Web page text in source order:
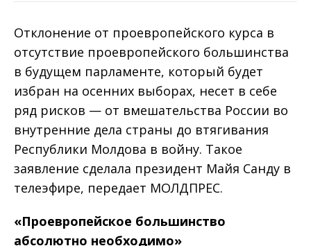
Отклонение от проевропейского курса в
отсутствие проевропейского большинства
в будущем парламенте, который будет
избран на осенних выборах, несет в себе
ряд рисков — от вмешательства России во
внутренние дела страны до втягивания
Республики Молдова в войну. Такое
заявление сделала президент Майя Санду в
телеэфире, передает МОЛДПРЕС.
«Проевропейское большинство
абсолютно необходимо»